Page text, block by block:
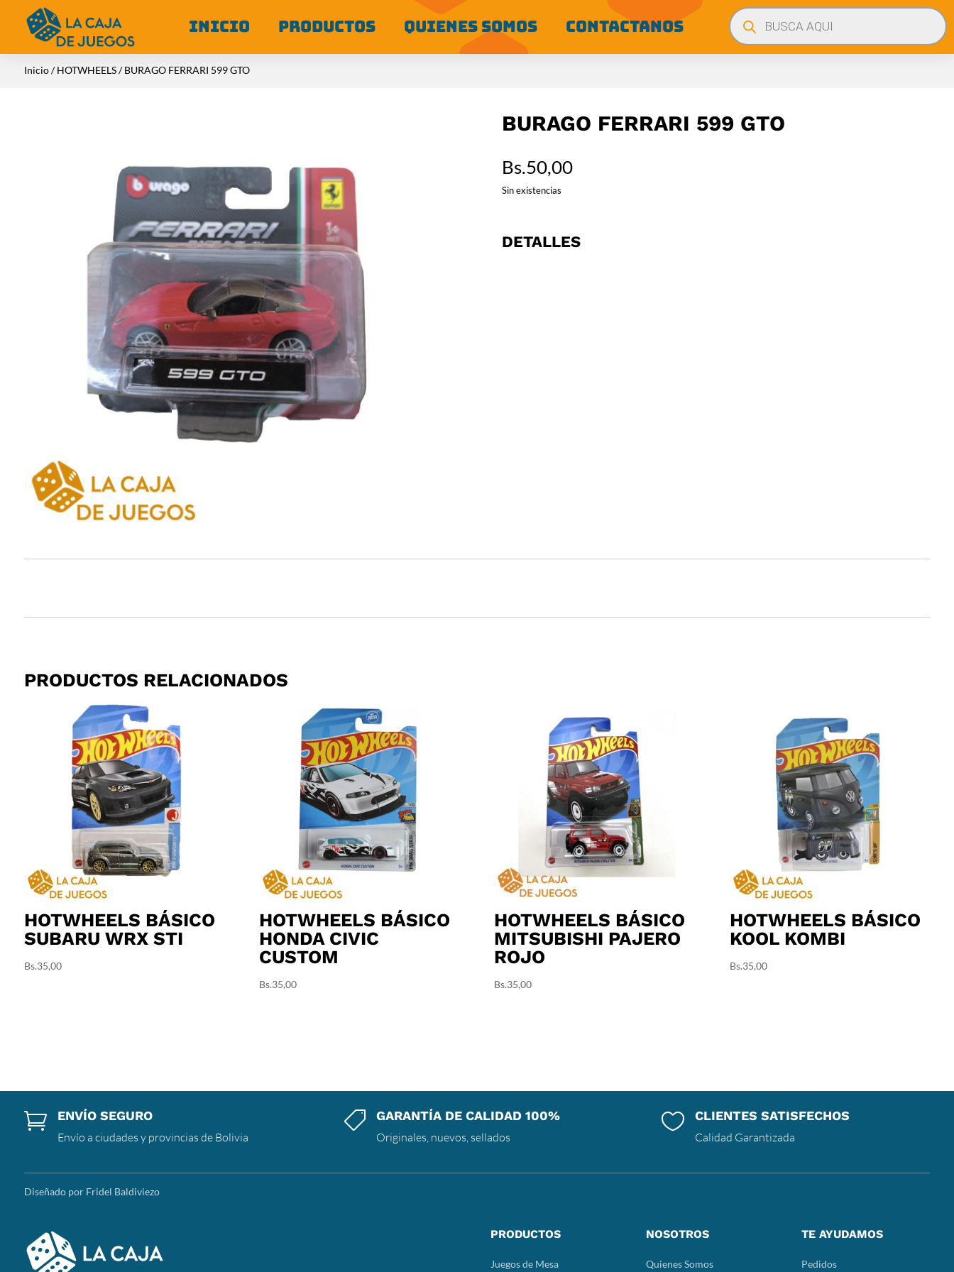
INICIO PRODUCTOS QUIENES SOMOS CONTACTANOS
Búsqueda
de
productos
Inicio/HOTWHEELS/ BURAGO FERRARI 599 GTO
BURAGO FERRARI 599 GTO
Bs.50,00
Sin existencias
DETALLES
PRODUCTOS RELACIONADOS
HOTWHEELS BÁSICO
SUBARU WRX STI
Bs.35,00
HOTWHEELS BÁSICO
HONDA CIVIC
CUSTOM
Bs.35,00
HOTWHEELS BÁSICO
MITSUBISHI PAJERO
ROJO
Bs.35,00
HOTWHEELS BÁSICO
KOOL KOMBI
Bs.35,00
 ENVÍO SEGURO
Envío a ciudades y provincias de Bolivia
 GARANTÍA DE CALIDAD 100%
Originales, nuevos, sellados
 CLIENTES SATISFECHOS
Calidad Garantizada
Diseñado por Fridel Baldiviezo
PRODUCTOS
Juegos de Mesa
NOSOTROS
Quienes Somos
TE AYUDAMOS
Pedidos